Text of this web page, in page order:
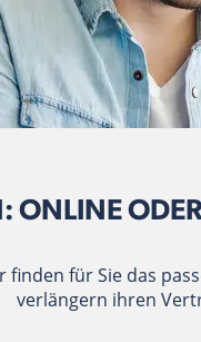
ONLINE
für Sie das
verlängern ihren